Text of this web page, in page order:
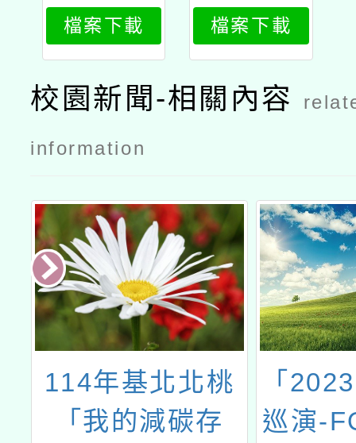
688_attach
2
檔案下載
688_attach
1
檔案下載
校園新聞-相關內容
information
114年基北北桃
「我的減碳存
「
巡演-